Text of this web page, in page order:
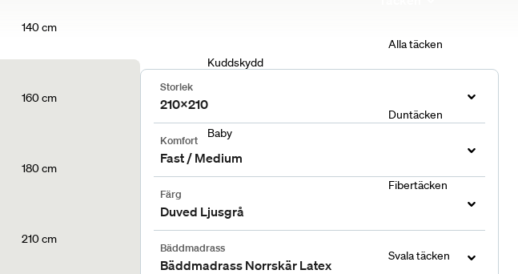
140 cm
160 cm
180 cm
210 cm
Kuddskydd
Baby
Alla täcken
Duntäcken
Fibertäcken
Svala täcken
Storlek
210x210
Komfort
Fast / Medium
Färg
Duved Ljusgrå
Bäddmadrass
Bäddmadrass Norrskär Latex